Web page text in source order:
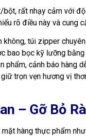
rất nhạy cảm với
rõ điều này và cung
không, túi zipper
bao bọc kỹ lưỡng bằng
phẩm, cảnh báo hàng
trọn vẹn hương vị
– Gỡ Bỏ
hàng thực phẩm